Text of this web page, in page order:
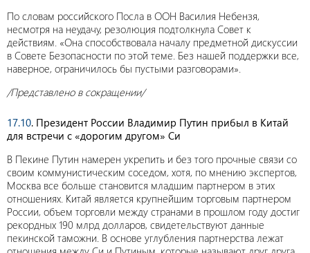
По словам российского Посла в ООН Василия Небензя,
несмотря на неудачу, резолюция подтолкнула Совет к
действиям. «Она способствовала началу предметной дискуссии
в Совете Безопасности по этой теме. Без нашей поддержки все,
наверное, ограничилось бы пустыми разговорами».
/Представлено в сокращении/
17.10. Президент России Владимир Путин прибыл в Китай
для встречи с «дорогим другом» Си
В Пекине Путин намерен укрепить и без того прочные связи со
своим коммунистическим соседом, хотя, по мнению экспертов,
Москва все больше становится младшим партнером в этих
отношениях. Китай является крупнейшим торговым партнером
России, объем торговли между странами в прошлом году достиг
рекордных 190 млрд долларов, свидетельствуют данные
пекинской таможни. В основе углубления партнерства лежат